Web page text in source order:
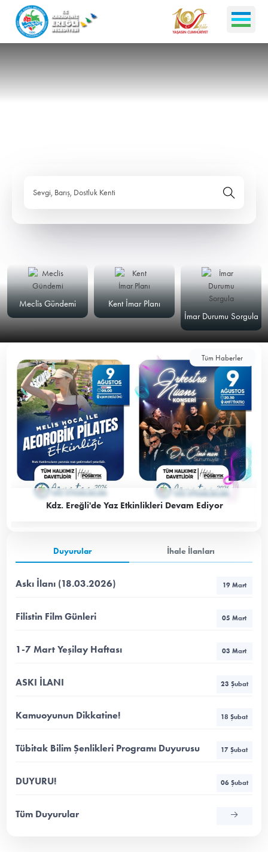
Sevgi, Barış, Dostluk Kenti
Meclis Gündemi
Kent İmar Planı
İmar Durumu Sorgula
Tüm Haberler
Kdz. Ereğli'de Yaz Etkinlikleri Devam Ediyor
Duyurular İhale İlanları
Askı İlanı (18.03.2026) 19 Mart
Filistin Film Günleri 05 Mart
1-7 Mart Yeşilay Haftası 03 Mart
ASKI İLANI 23 Şubat
Kamuoyunun Dikkatine! 18 Şubat
Tübitak Bilim Şenlikleri Programı Duyurusu 17 Şubat
DUYURU! 06 Şubat
Tüm Duyurular